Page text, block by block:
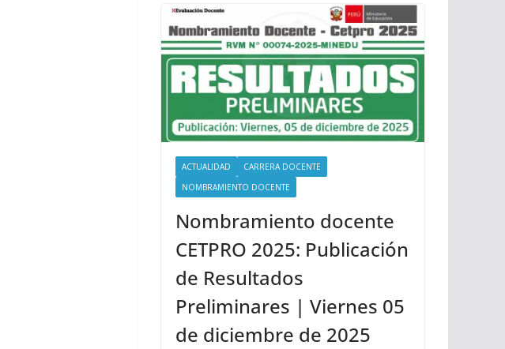
ACTUALIDAD
CARRERA DOCENTE
NOMBRAMIENTO DOCENTE
Nombramiento docente
CETPRO 2025: Publicación
de Resultados
Preliminares | Viernes 05
de diciembre de 2025